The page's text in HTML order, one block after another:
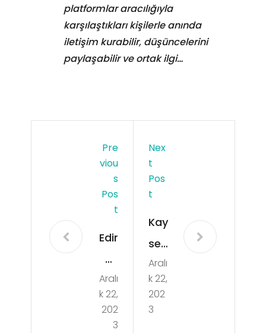
platformlar aracılığıyla
karşılaştıkları kişilerle anında
iletişim kurabilir, düşüncelerini
paylaşabilir ve ortak ilgi…
Pre
Viou
S
Pos
T
Edir
ne
Ya
ba
ncı
Aralı
k 22,
202
3
Nex
T
Pos
T
Kay
seri
Ücr
etsi
z
Aralı
k 22,
202
3